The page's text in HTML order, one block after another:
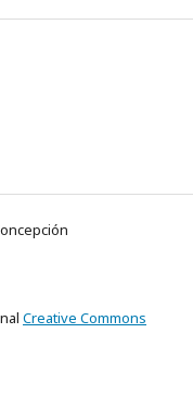
Creative Commons